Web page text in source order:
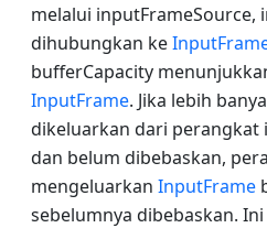
melalui inputFrameSource,
dihubungkan ke
bufferCapacity
InputFrame. Jika lebih
dikeluarkan dari perangkat
dan belum dibebaskan,
mengeluarkan InputFrame
sebelumnya dibebaskan.